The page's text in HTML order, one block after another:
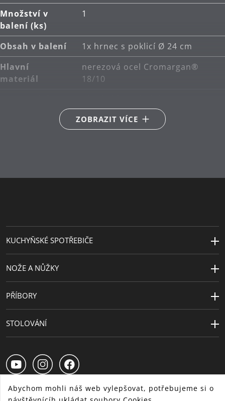
Množství v
balení (ks)
1
Obsah v balení
1x hrnec s poklicí Ø 24 cm
Hlavní
materiál
nerezová ocel Cromargan®
18/10
Výška (cm)
23.5
ZOBRAZIT VÍCE
KUCHYŇSKÉ SPOTŘEBIČE
NOŽE A NŮŽKY
PŘÍBORY
STOLOVÁNÍ
Abychom mohli náš web vylepšovat, potřebujeme si o